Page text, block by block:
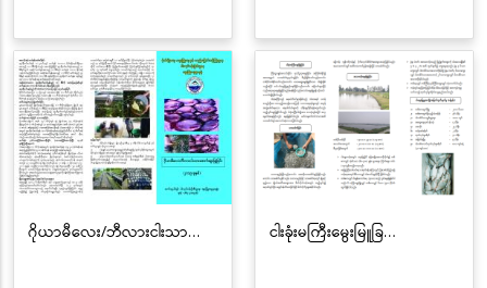
ဂိုယာမီလေး/ဘီလားငါးသာ… ငါးခုံးမကြီးမွေးမြူခြ…